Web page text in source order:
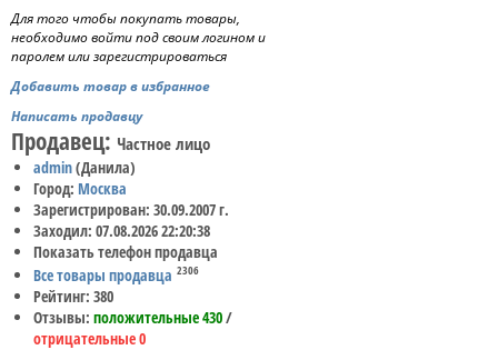
Для того чтобы покупать товары,
необходимо войти под своим логином и
паролем или зарегистрироваться
Добавить товар в избранное
Написать продавцу
Продавец: Частное лицо
admin(Данила)
Город: Москва
Зарегистрирован: 30.09.2007 г.
Заходил: 07.08.2026 22:20:38
Показать телефон продавца
Все товары продавца 2306
Рейтинг: 380
Отзывы: положительные 430/
отрицательные 0